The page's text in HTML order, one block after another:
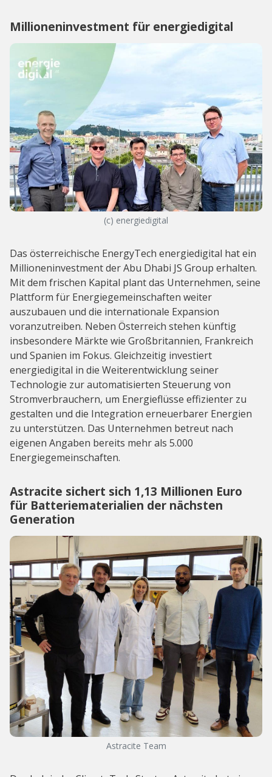
Millioneninvestment für energiedigital
(c) energiedigital
Das österreichische EnergyTech energiedigital hat ein
Millioneninvestment der Abu Dhabi JS Group erhalten.
Mit dem frischen Kapital plant das Unternehmen, seine
Plattform für Energiegemeinschaften weiter
auszubauen und die internationale Expansion
voranzutreiben. Neben Österreich stehen künftig
insbesondere Märkte wie Großbritannien, Frankreich
und Spanien im Fokus. Gleichzeitig investiert
energiedigital in die Weiterentwicklung seiner
Technologie zur automatisierten Steuerung von
Stromverbrauchern, um Energieflüsse effizienter zu
gestalten und die Integration erneuerbarer Energien
zu unterstützen. Das Unternehmen betreut nach
eigenen Angaben bereits mehr als 5.000
Energiegemeinschaften.
Astracite sichert sich 1,13 Millionen Euro
für Batteriematerialien der nächsten
Generation
Astracite Team